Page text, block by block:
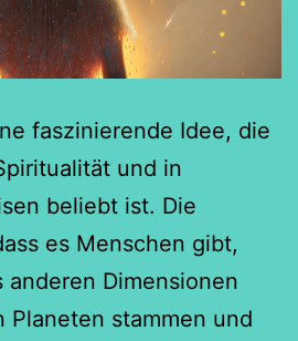
faszinierende Idee, die
und in
beliebt ist. Die
es Menschen gibt,
anderen Dimensionen
Planeten stammen und